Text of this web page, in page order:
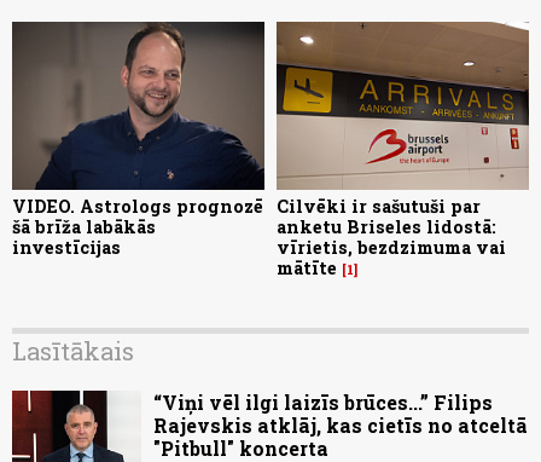
VIDEO. Astrologs prognozē
šā brīža labākās
investīcijas
Cilvēki ir sašutuši par
anketu Briseles lidostā:
vīrietis, bezdzimuma vai
mātīte
1
Lasītākais
“Viņi vēl ilgi laizīs brūces...” Filips
Rajevskis atklāj, kas cietīs no atceltā
"Pitbull" koncerta